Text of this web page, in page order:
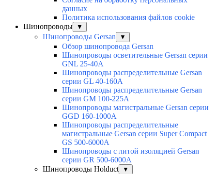
данных
Политика использования файлов cookie
Шинопроводы
▼
Шинопроводы Gersan ▼
Обзор шинопровода Gersan
Шинопроводы осветительные Gersan серии
GNL 25-40А
Шинопроводы распределительные Gersan
серии GL 40-160А
Шинопроводы распределительные Gersan
серии GМ 100-225А
Шинопроводы магистральные Gersan серии
GGD 160-1000А
Шинопроводы распределительные
магистральные Gersan серии Super Сompact
GS 500-6000А
Шинопроводы с литой изоляцией Gersan
серии GR 500-6000А
Шинопроводы Holduct
▼